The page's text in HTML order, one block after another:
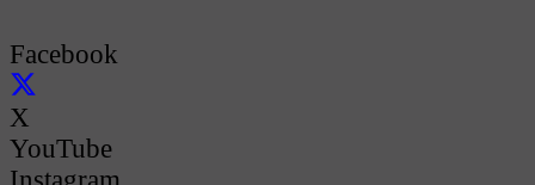
Facebook
X
YouTube